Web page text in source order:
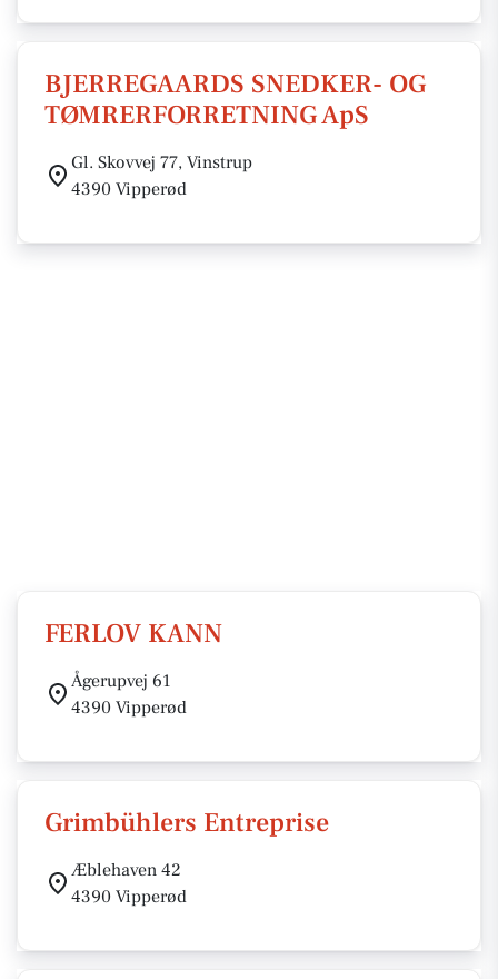
BJERREGAARDS SNEDKER- OG
TØMRERFORRETNING ApS
Gl. Skovvej 77, Vinstrup
4390 Vipperød
FERLOV KANN
Ågerupvej 61
4390 Vipperød
Grimbühlers Entreprise
Æblehaven 42
4390 Vipperød